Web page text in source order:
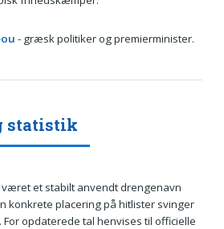
- græsk politiker og premierminister.
statistik
et stabilt anvendt drengenavn
konkrete placering på hitlister svinger
opdaterede tal henvises til officielle